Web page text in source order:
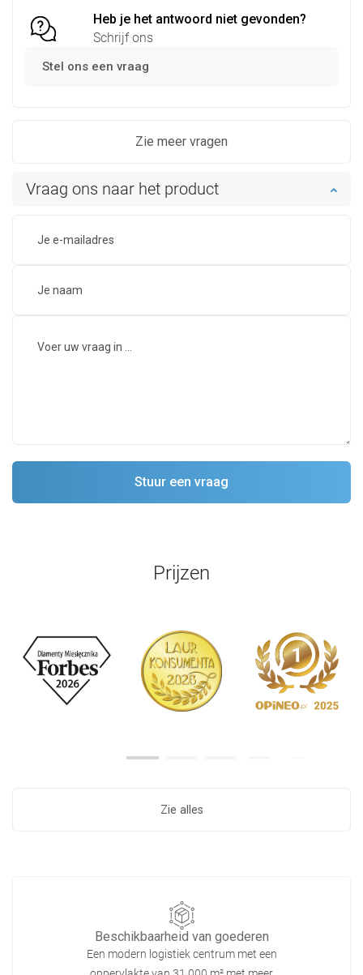
Heb je het antwoord niet gevonden?
Schrijf ons
Stel ons een vraag
Zie meer vragen
Vraag ons naar het product
Prijzen
Zie alles
Beschikbaarheid van goederen
Een modern logistiek centrum met een